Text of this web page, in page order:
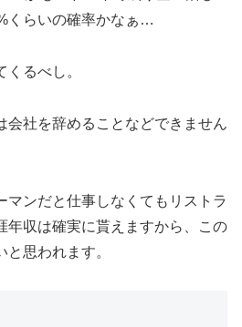
くらいの確率かなぁ…
くるべし。
会社を辞めることなどできません
マンだと仕事しなくてもリストラ
年収は確実に貰えますから、この
と思われます。